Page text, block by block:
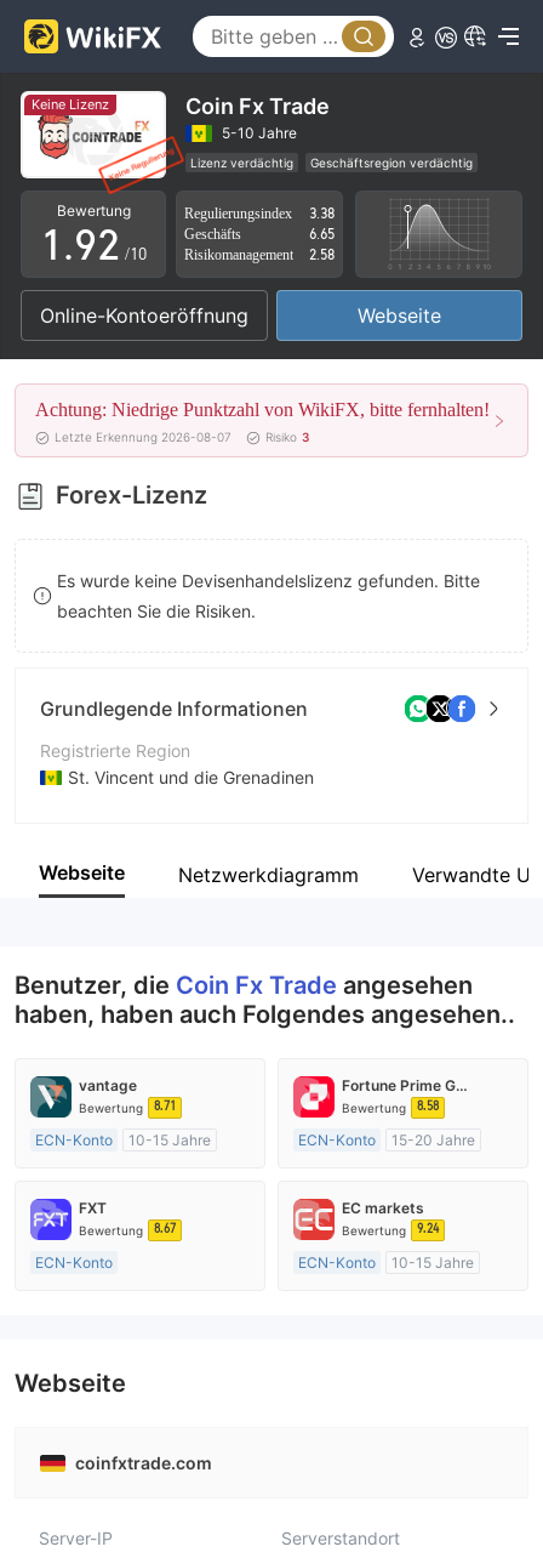
Keine Lizenz Coin Fx Trade
5-10 Jahre
Lizenz verdächtig
Geschäftsregion verdächtig
Hohes potenzielles Risiko
Bewertung
0
1
2
3
4
5
6
7
8
9
.
5
6
7
8
9
0
1
2
3
4
5
6
7
8
9
/10
Regulierungsindex
3.38
Geschäfts
6.65
Risikomanagement
2.58
Online-Kontoeröffnung Webseite
Achtung: Niedrige Punktzahl von WikiFX, bitte fernhalten!
Letzte Erkennung 2026-08-07 Risiko 3
Forex-Lizenz
Es wurde keine Devisenhandelslizenz gefunden. Bitte
beachten Sie die Risiken.
Grundlegende Informationen
Registrierte Region
St. Vincent und die Grenadinen
Unternehmen
Webseite Netzwerkdiagramm Verwandte
Benutzer, die Coin Fx Trade angesehen
haben, haben auch Folgendes angesehen..
vantage
Bewertung 8.71
ECN-Konto
10-15 Jahre
Market Making (MM)
MT4-Volllizenz
Fortune Prime Global
Bewertung 8.58
ECN-Konto
15-20 Jahre
Market Making (MM)
MT4-Volllizenz
FXT
Bewertung 8.67
ECN-Konto
MT4-Volllizenz
EC markets
Bewertung 9.24
ECN-Konto
10-15 Jahre
Webseite
coinfxtrade.com
Server-IP
Serverstandort